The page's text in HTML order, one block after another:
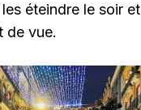
éteindre le soir et
de vue.